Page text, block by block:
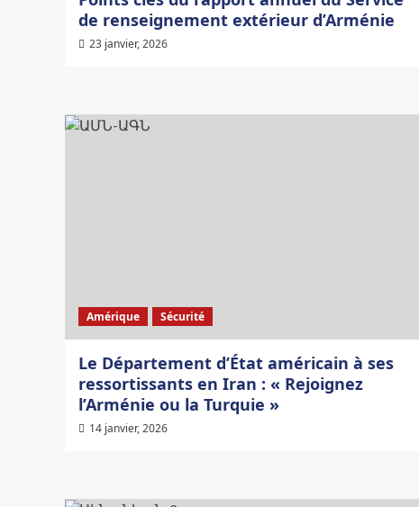
de renseignement extérieur d’Arménie
23 janvier, 2026
Amérique Sécurité
Le Département d’État américain à ses
ressortissants en Iran : « Rejoignez
l’Arménie ou la Turquie »
14 janvier, 2026